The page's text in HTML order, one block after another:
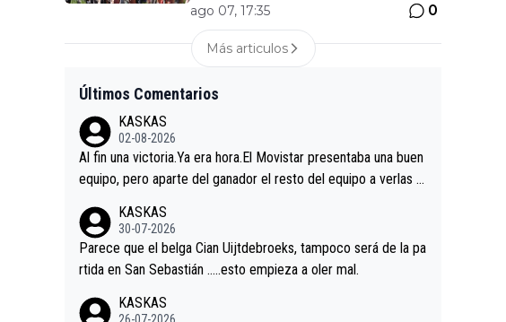
ago 07, 17:35 0
Más articulos
Últimos Comentarios
KASKAS
02-08-2026
Al fin una victoria.Ya era hora.El Movistar presentaba una buen
equipo, pero aparte del ganador el resto del equipo a verlas v
es.La única buena noticia es la mejoría de Enric Más en San S
ebastian.Si en la Vuelta a Burgos sigue la mejoría, podríamos t
ener alguna sorpresa en la Vuelta.Ojalá.
KASKAS
30-07-2026
Parece que el belga Cian Uijtdebroeks, tampoco será de la pa
rtida en San Sebastián …..esto empieza a oler mal.
KASKAS